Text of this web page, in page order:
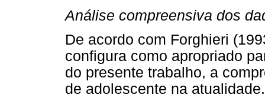
Análise compreensiva dos
De acordo com Forghieri
configura como apropriado
do presente trabalho, a
de adolescente na